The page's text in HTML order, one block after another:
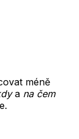
méně
a na čem